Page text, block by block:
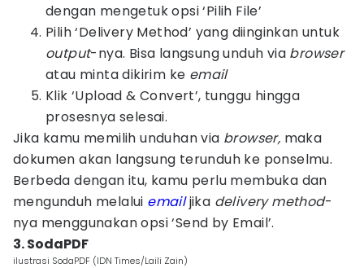
dengan mengetuk opsi ‘Pilih File’
Pilih ‘Delivery Method’ yang diinginkan untuk
output-nya. Bisa langsung unduh via browser
atau minta dikirim ke email
Klik ‘Upload & Convert’, tunggu hingga
prosesnya selesai.
Jika kamu memilih unduhan via browser, maka
dokumen akan langsung terunduh ke ponselmu.
Berbeda dengan itu, kamu perlu membuka dan
mengunduh melalui email jika delivery method-
nya menggunakan opsi ‘Send by Email’.
3. SodaPDF
ilustrasi SodaPDF (IDN Times/Laili Zain)